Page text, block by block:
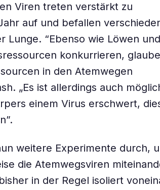
Viren treten verstärkt zu
auf und befallen
Lunge. “Ebenso wie Löwen
konkurrieren,
in den Atemwegen
„Es ist allerdings auch
einem Virus erschwert,
weitere Experimente durch,
die Atemwegsviren
in der Regel isoliert